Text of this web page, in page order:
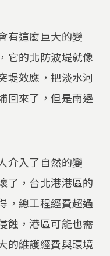
有這麼巨大的變
它的北防波堤就像
堤效應，把淡水河
回來了，但是南邊
介入了自然的變
了，台北港港區的
，總工程經費超過
蝕，港區可能也需
的維護經費與環境